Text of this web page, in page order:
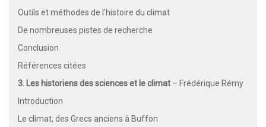
Outils et méthodes de l’histoire du climat
De nombreuses pistes de recherche
Conclusion
Références citées
3. Les historiens des sciences et le climat – Frédérique Rémy
Introduction
Le climat, des Grecs anciens à Buffon